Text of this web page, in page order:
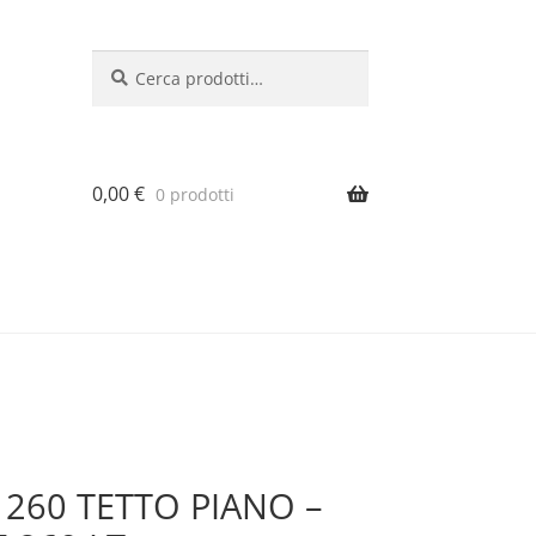
0,00€ 0 prodotti
TETTO PIANO –